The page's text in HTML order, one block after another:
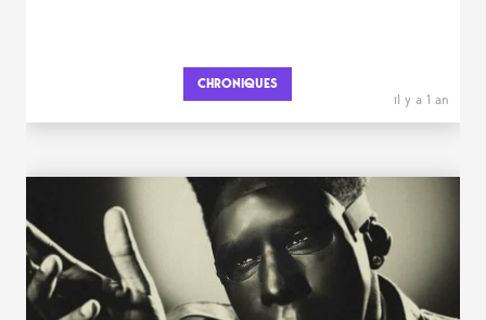
CHRONIQUES
il y a 1 an